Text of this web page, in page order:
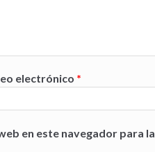
electrónico *
en este navegador para la